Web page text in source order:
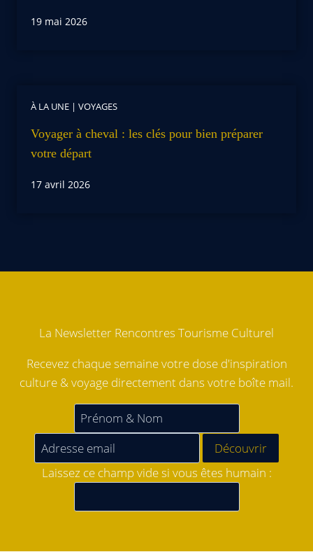
19 mai 2026
À LA UNE | VOYAGES
Voyager à cheval : les clés pour bien préparer
votre départ
17 avril 2026
La Newsletter Rencontres Tourisme Culturel
Recevez chaque semaine votre dose d'inspiration
culture & voyage directement dans votre boîte mail.
Laissez ce champ vide si vous êtes humain :